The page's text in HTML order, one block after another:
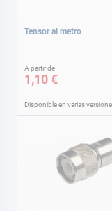
Tensor al metro
A partir de
1,10 €
Disponible en varias